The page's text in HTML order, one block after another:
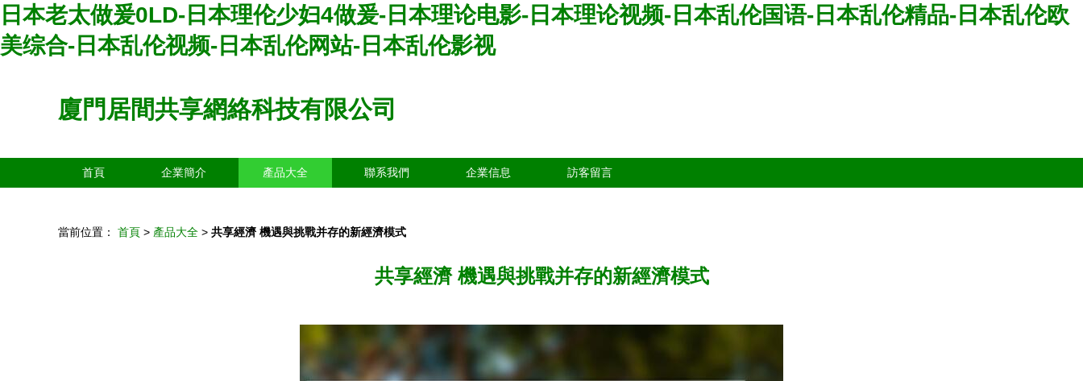
日本老太做爰0LD-日本理伦少妇4做爰-日本理论电影-日本理论视频-日本乱伦国语-日本乱伦精品-日本乱伦欧
美综合-日本乱伦视频-日本乱伦网站-日本乱伦影视
廈門居間共享網絡科技有限公司
首頁 企業簡介 產品大全 聯系我們 企業信息 訪客留言
當前位置： 首頁 > 產品大全 > 共享經濟 機遇與挑戰并存的新經濟模式
共享經濟 機遇與挑戰并存的新經濟模式